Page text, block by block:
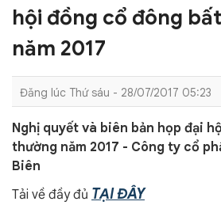
hội đồng cổ đông
năm 2017
Đăng lúc Thứ sáu - 28/07/2017 05:23
Nghị quyết và biên bản họp đại
thường năm 2017 - Công ty cổ
Biên
Tải về đầy đủ TẠI ĐÂY